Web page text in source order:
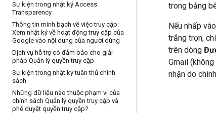
Sự kiện trong nhật ký Access
Transparency
Thông tin minh bạch về việc truy cập:
Xem nhật ký về hoạt động truy cập của
Google vào nội dung của người dùng
Dịch vụ hỗ trợ có đảm bảo cho giải
pháp Quản lý quyền truy cập
Sự kiện trong nhật ký tuân thủ chính
sách
Những dữ liệu nào thuộc phạm vi của
chính sách Quản lý quyền truy cập và
phê duyệt quyền truy cập?
trong bảng
Nếu nhấp
trắng trợn,
trên dòng
Gmail
nhận do